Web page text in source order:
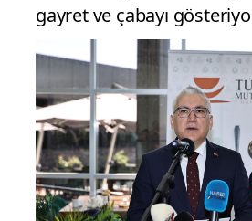
gayret ve çabayı